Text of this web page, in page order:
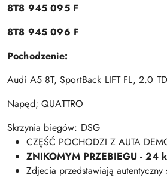
8T8 945 095 F
8T8 945 096 F
Pochodzenie:
Audi A5 8T, SportBack LIFT FL, 2.0
Napęd; QUATTRO
Skrzynia biegów: DSG
CZĘŚĆ POCHODZI Z AUTA
ZNIKOMYM PRZEBIEGU - 24
Zdjecia przedstawiają autentyczny